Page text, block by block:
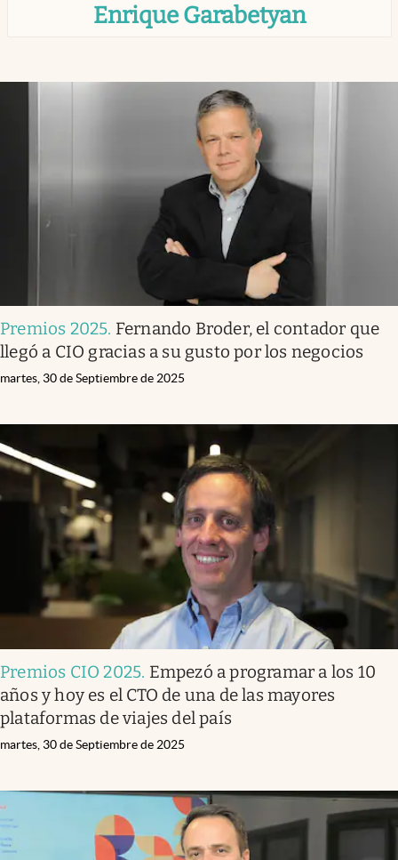
InfotechnologyEnrique Garabetyan
Premios 2025. Fernando Broder, el contador que
llegó a CIO gracias a su gusto por los negocios
martes, 30 de Septiembre de 2025
Premios CIO 2025. Empezó a programar a los 10
años y hoy es el CTO de una de las mayores
plataformas de viajes del país
martes, 30 de Septiembre de 2025